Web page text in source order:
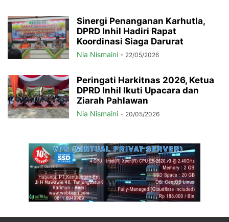
Sinergi Penanganan Karhutla,
DPRD Inhil Hadiri Rapat
Koordinasi Siaga Darurat
Nia Nismaini - 22/05/2026
Peringati Harkitnas 2026, Ketua
DPRD Inhil Ikuti Upacara dan
Ziarah Pahlawan
Nia Nismaini - 20/05/2026